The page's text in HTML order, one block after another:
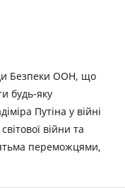
Безпеки ООН, що
будь-яку
Путіна у війні
війни та
переможцями,